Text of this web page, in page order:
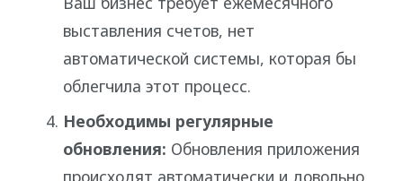
выставления счетов, нет
автоматической системы, которая бы
облегчила этот процесс.
Необходимы регулярные
обновления: Обновления приложения